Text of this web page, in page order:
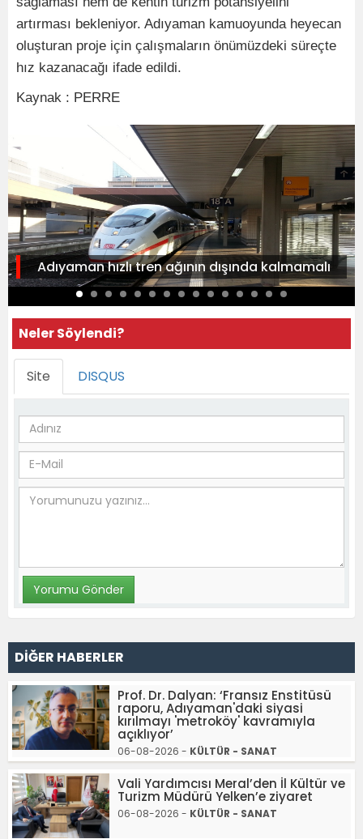
artırması bekleniyor. Adıyaman kamuoyunda heyecan
oluşturan proje için çalışmaların önümüzdeki süreçte
hız kazanacağı ifade edildi.
Kaynak : PERRE
Adıyaman hızlı tren ağının dışında kalmamalı
Neler Söylendi?
Site DISQUS
DİĞER HABERLER
Prof. Dr. Dalyan: ‘Fransız Enstitüsü
raporu, Adıyaman'daki siyasi
kırılmayı 'metroköy' kavramıyla
açıklıyor’
06-08-2026 - KÜLTÜR - SANAT
Vali Yardımcısı Meral’den İl Kültür ve
Turizm Müdürü Yelken’e ziyaret
06-08-2026 - KÜLTÜR - SANAT